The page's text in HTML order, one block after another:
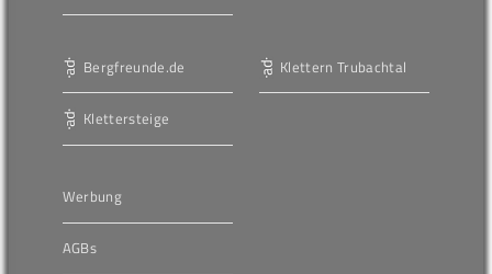
Bergfreunde.de
Klettersteige
Klettern Trubachtal
Werbung
AGBs